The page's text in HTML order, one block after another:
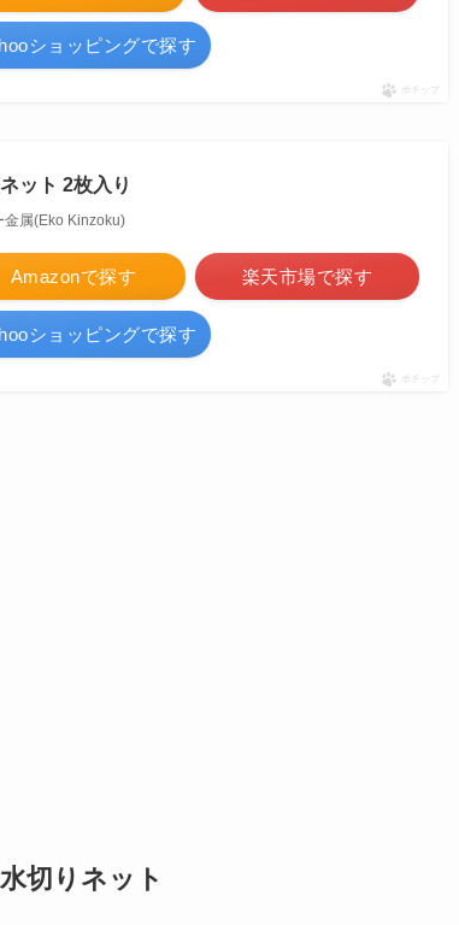
ショッピングで探す
ポチップ
ット 2枚入り
金属(Eko Kinzoku)
Amazonで探す 楽天市場で探す
ショッピングで探す
ポチップ
切りネット